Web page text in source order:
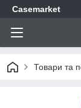
Casemarket
Товари та